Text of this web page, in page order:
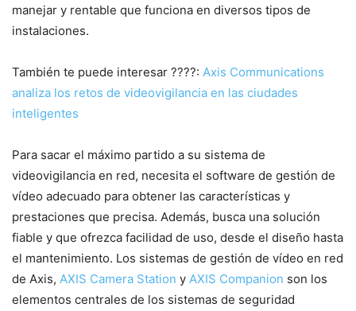
manejar y rentable que funciona en diversos tipos de
instalaciones.
También te puede interesar ????: Axis Communications
analiza los retos de videovigilancia en las ciudades
inteligentes
Para sacar el máximo partido a su sistema de
videovigilancia en red, necesita el software de gestión de
vídeo adecuado para obtener las características y
prestaciones que precisa. Además, busca una solución
fiable y que ofrezca facilidad de uso, desde el diseño hasta
el mantenimiento. Los sistemas de gestión de vídeo en red
de Axis, AXIS Camera Station y AXIS Companion son los
elementos centrales de los sistemas de seguridad